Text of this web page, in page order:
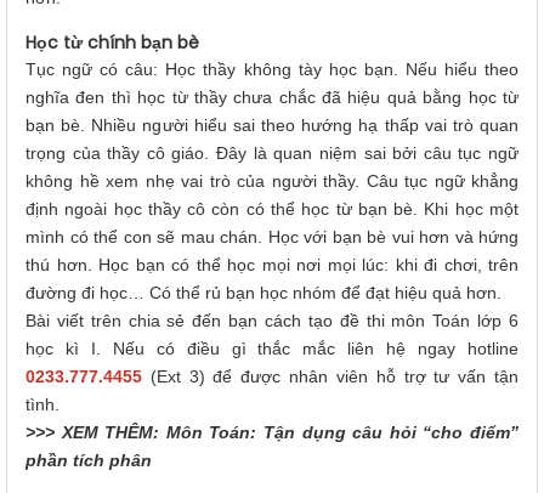
Học từ chính bạn bè
Tục ngữ có câu: Học thầy không tày học bạn. Nếu hiểu theo
nghĩa đen thì học từ thầy chưa chắc đã hiệu quả bằng học từ
bạn bè. Nhiều người hiểu sai theo hướng hạ thấp vai trò quan
trọng của thầy cô giáo. Đây là quan niệm sai bởi câu tục ngữ
không hề xem nhẹ vai trò của người thầy. Câu tục ngữ khẳng
định ngoài học thầy cô còn có thể học từ bạn bè. Khi học một
mình có thể con sẽ mau chán. Học với bạn bè vui hơn và hứng
thú hơn. Học bạn có thể học mọi nơi mọi lúc: khi đi chơi, trên
đường đi học… Có thể rủ bạn học nhóm để đạt hiệu quả hơn.
Bài viết trên chia sẻ đến bạn cách tạo đề thi môn Toán lớp 6
học kì I. Nếu có điều gì thắc mắc liên hệ ngay hotline
0233.777.4455 (Ext 3) để được nhân viên hỗ trợ tư vấn tận
tình.
>>> XEM THÊM: Môn Toán: Tận dụng câu hỏi “cho điểm”
phần tích phân